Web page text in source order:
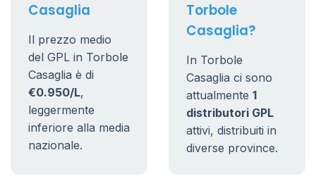
Casaglia
Il prezzo medio
del GPL in Torbole
Casaglia è di
€0.950/L,
leggermente
inferiore alla media
nazionale.
Torbole
Casaglia?
In Torbole
Casaglia ci sono
attualmente 1
distributori GPL
attivi, distribuiti in
diverse province.